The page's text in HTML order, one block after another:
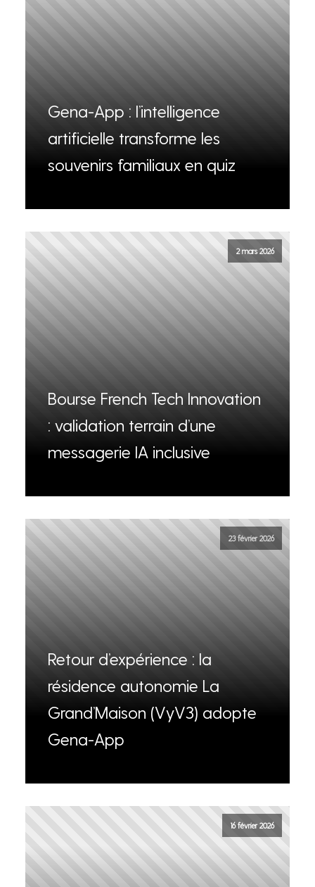
Gena-App : l’intelligence
artificielle transforme les
souvenirs familiaux en quiz
2 mars 2026
Bourse French Tech Innovation
: validation terrain d’une
messagerie IA inclusive
23 février 2026
Retour d’expérience : la
résidence autonomie La
Grand’Maison (VyV3) adopte
Gena-App
16 février 2026